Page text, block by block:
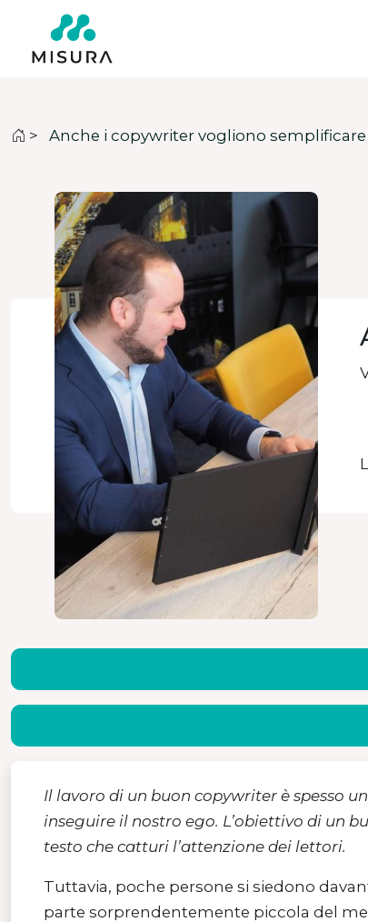
> Anche i copywriter vogliono
Il lavoro di un buon copywriter è spesso
inseguire il nostro ego. L’obiettivo di un
testo che catturi l’attenzione dei lettori.
Tuttavia, poche persone si siedono
parte sorprendentemente piccola del